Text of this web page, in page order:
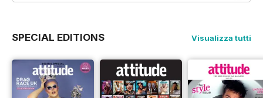
SPECIAL EDITIONS Visualizza tutti